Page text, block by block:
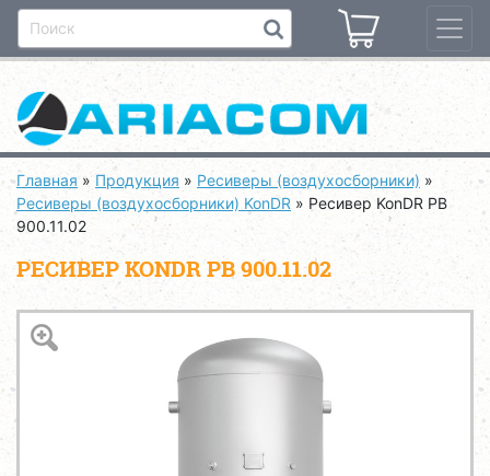
Главная » Продукция » Ресиверы (воздухосборники) »
Ресиверы (воздухосборники) KonDR » Ресивер KonDR РB
900.11.02
РЕСИВЕР KONDR РB 900.11.02